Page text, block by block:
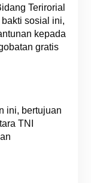
Terirorial
sosial ini,
kepada
gratis
ini, bertujuan
TNI